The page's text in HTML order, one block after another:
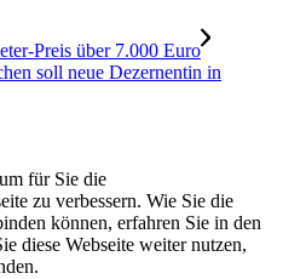
Preis über 7.000 Euro
soll neue Dezernentin in
für Sie die
zu verbessern. Wie Sie die
können, erfahren Sie in den
diese Webseite weiter nutzen,